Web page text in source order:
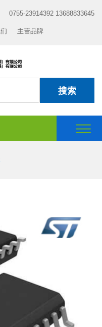
0755-23914392 13688833645
主营品牌
搜索